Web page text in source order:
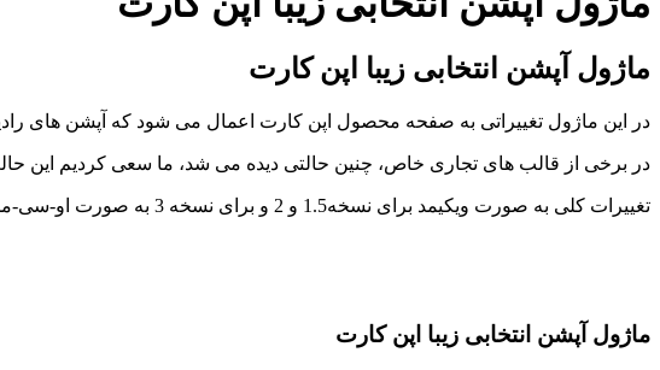
ماژول آپشن انتخابی زیبا اپن کارت
در این ماژول تغییراتی به صفحه محصول اپن کارت اعمال می شود که آپشن های
در برخی از قالب های تجاری خاص، چنین حالتی دیده می شد، ما سعی کردیم این
تغییرات کلی به صورت ویکیمد برای نسخه1.5 و 2 و برای نسخه 3 به صورت او-سی-مد اعمال می شود.
ماژول آپشن انتخابی زیبا اپن کارت